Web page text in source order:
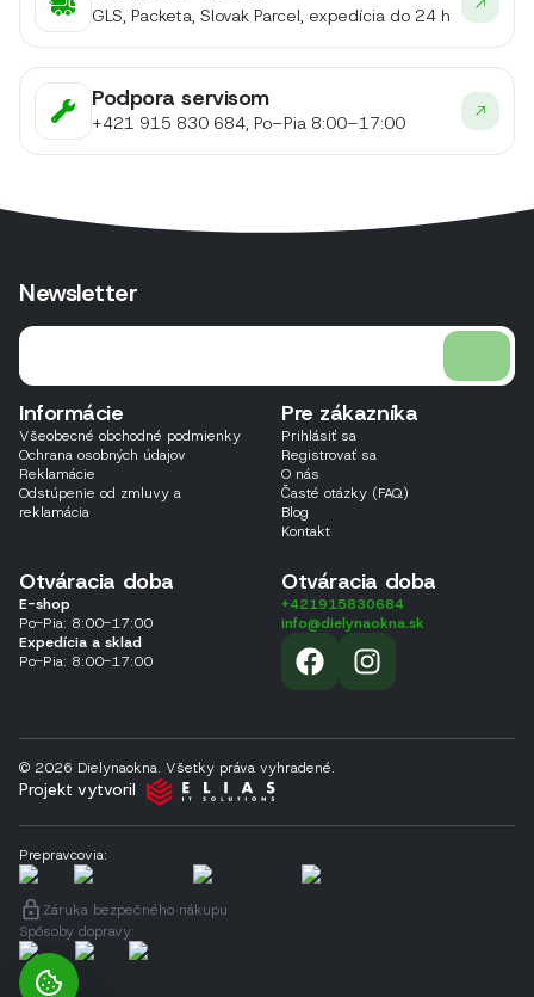
GLS, Packeta, Slovak Parcel, expedícia do 24 h
Podpora servisom
+421 915 830 684, Po–Pia 8:00–17:00
Newsletter
Informácie
Všeobecné obchodné podmienky
Ochrana osobných údajov
Reklamácie
Odstúpenie od zmluvy a
reklamácia
Pre zákazníka
Prihlásiť sa
Registrovať sa
O nás
Časté otázky (FAQ)
Blog
Kontakt
Otváracia doba
E-shop
Po-Pia: 8:00-17:00
Expedícia a sklad
Po-Pia: 8:00-17:00
Otváracia doba
+421915830684
info@dielynaokna.sk
© 2026 Dielynaokna. Všetky práva vyhradené.
Projekt vytvoril
Prepravcovia:
Záruka bezpečného nákupu
Spôsoby dopravy: